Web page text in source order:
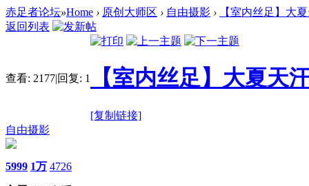
赤足者论坛»Home › 原创大师区 › 自由摄影 ›
【室内丝足】大
返回列表
查看: 2177|回复: 1 【室内丝足】大夏天
[复制链接]
自由摄影
5999 1万 4726